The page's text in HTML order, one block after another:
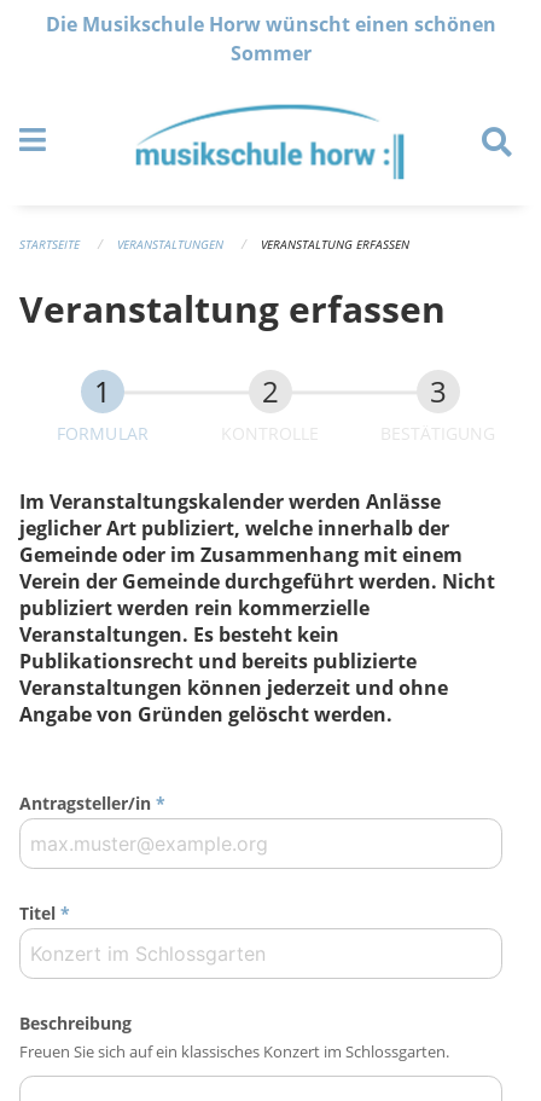
Navigation überspringen
Die Musikschule Horw wünscht einen schönen
Sommer
STARTSEITE VERANSTALTUNGEN VERANSTALTUNG ERFASSEN
Veranstaltung erfassen
FORMULAR KONTROLLE BESTÄTIGUNG
Im Veranstaltungskalender werden Anlässe
jeglicher Art publiziert, welche innerhalb der
Gemeinde oder im Zusammenhang mit einem
Verein der Gemeinde durchgeführt werden. Nicht
publiziert werden rein kommerzielle
Veranstaltungen. Es besteht kein
Publikationsrecht und bereits publizierte
Veranstaltungen können jederzeit und ohne
Angabe von Gründen gelöscht werden.
Antragsteller/in *
Titel *
Beschreibung
Freuen Sie sich auf ein klassisches Konzert im Schlossgarten.